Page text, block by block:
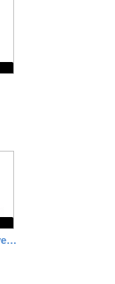
Regando nuestra salud. Proyecto científico con Micro:Bit.